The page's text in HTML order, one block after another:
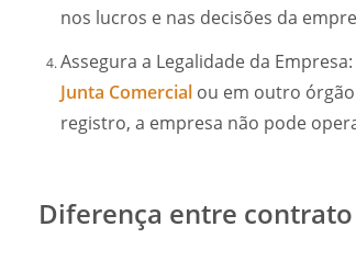
nos lucros e nas decisões da
Assegura a Legalidade da
Junta Comercial ou em outro
registro, a empresa não pode
Diferença entre